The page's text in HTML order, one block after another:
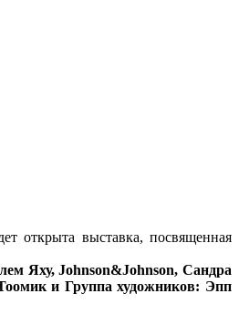
открыта выставка, посвященная
Яху, Johnson&Johnson, Сандра
и Группа художников: Эпп